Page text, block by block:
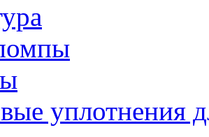
уплотнения